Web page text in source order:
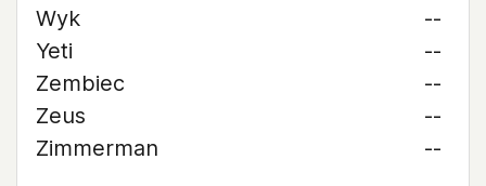
Wyk
--
Yeti
--
Zembiec
--
Zeus
--
Zimmerman
--